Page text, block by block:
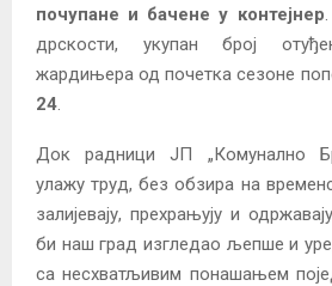
почупане и бачене у контејнер
дрскости, укупан број
жардињера од почетка сезоне
24.
Док радници ЈП „Комунално
улажу труд, без обзира на
залијевају, прехрањују и
би наш град изгледао љепше и
са несхватљивим понашањем